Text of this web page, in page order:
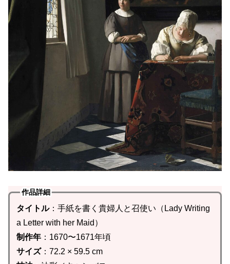
作品詳細
タイトル：手紙を書く貴婦人と召使い（Lady Writing
a Letter with her Maid）
制作年：1670〜1671年頃
サイズ：72.2 × 59.5 cm